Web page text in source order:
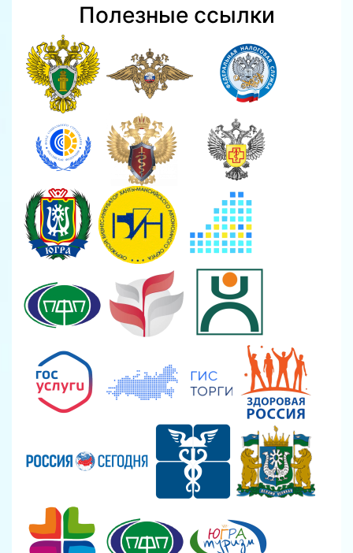
Полезные ссылки